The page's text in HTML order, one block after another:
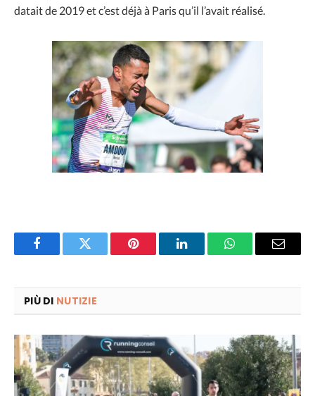
datait de 2019 et c’est déjà à Paris qu’il l’avait réalisé.
FacebookTwitter Pinterest LinkedInWhatsAppEmail
PIÙ DI NUTIZIE